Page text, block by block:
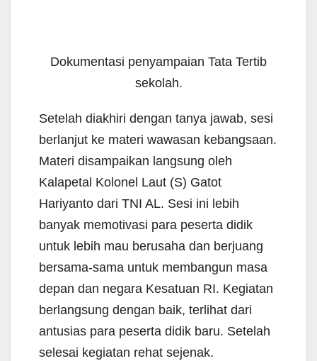
Dokumentasi penyampaian Tata Tertib
sekolah.
Setelah diakhiri dengan tanya jawab, sesi
berlanjut ke materi wawasan kebangsaan.
Materi disampaikan langsung oleh
Kalapetal Kolonel Laut (S) Gatot
Hariyanto dari TNI AL. Sesi ini lebih
banyak memotivasi para peserta didik
untuk lebih mau berusaha dan berjuang
bersama-sama untuk membangun masa
depan dan negara Kesatuan RI. Kegiatan
berlangsung dengan baik, terlihat dari
antusias para peserta didik baru. Setelah
selesai kegiatan rehat sejenak.